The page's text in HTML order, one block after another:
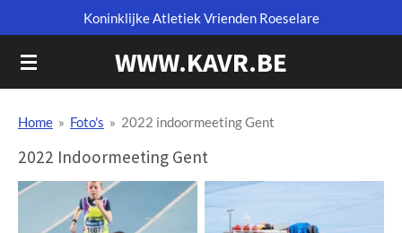
direct
naar
WWW.KAVR.BE
Koninklijke Atletiek Vrienden Roeselare
Home » Foto's » 2022 indoormeeting Gent
2022 Indoormeeting Gent